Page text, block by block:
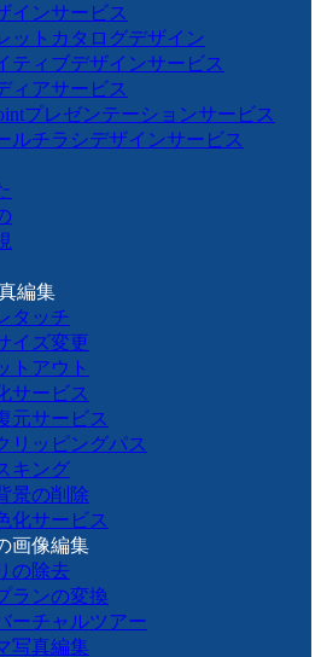
インサービス
ットカタログデザイン
ティブデザインサービス
ィアサービス
プレゼンテーションサービス
ルチラシデザインサービス
編集
タッチ
イズ変更
トアウト
サービス
元サービス
リッピングパス
キング
景の削除
化サービス
画像編集
の除去
ランの変換
ーチャルツアー
写真編集